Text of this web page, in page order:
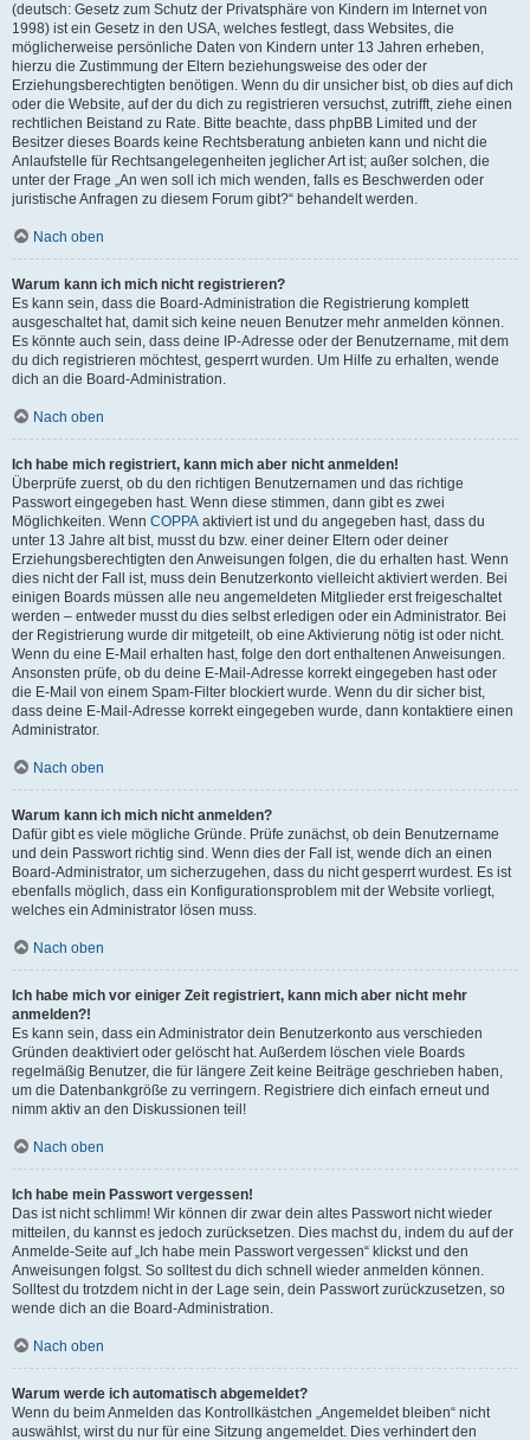
(deutsch: Gesetz zum Schutz der Privatsphäre von Kindern im Internet von
1998) ist ein Gesetz in den USA, welches festlegt, dass Websites, die
möglicherweise persönliche Daten von Kindern unter 13 Jahren erheben,
hierzu die Zustimmung der Eltern beziehungsweise des oder der
Erziehungsberechtigten benötigen. Wenn du dir unsicher bist, ob dies auf dich
oder die Website, auf der du dich zu registrieren versuchst, zutrifft, ziehe einen
rechtlichen Beistand zu Rate. Bitte beachte, dass phpBB Limited und der
Besitzer dieses Boards keine Rechtsberatung anbieten kann und nicht die
Anlaufstelle für Rechtsangelegenheiten jeglicher Art ist; außer solchen, die
unter der Frage „An wen soll ich mich wenden, falls es Beschwerden oder
juristische Anfragen zu diesem Forum gibt?“ behandelt werden.
Nach oben
Warum kann ich mich nicht registrieren?
Es kann sein, dass die Board-Administration die Registrierung komplett
ausgeschaltet hat, damit sich keine neuen Benutzer mehr anmelden können.
Es könnte auch sein, dass deine IP-Adresse oder der Benutzername, mit dem
du dich registrieren möchtest, gesperrt wurden. Um Hilfe zu erhalten, wende
dich an die Board-Administration.
Nach oben
Ich habe mich registriert, kann mich aber nicht anmelden!
Überprüfe zuerst, ob du den richtigen Benutzernamen und das richtige
Passwort eingegeben hast. Wenn diese stimmen, dann gibt es zwei
Möglichkeiten. Wenn COPPA aktiviert ist und du angegeben hast, dass du
unter 13 Jahre alt bist, musst du bzw. einer deiner Eltern oder deiner
Erziehungsberechtigten den Anweisungen folgen, die du erhalten hast. Wenn
dies nicht der Fall ist, muss dein Benutzerkonto vielleicht aktiviert werden. Bei
einigen Boards müssen alle neu angemeldeten Mitglieder erst freigeschaltet
werden – entweder musst du dies selbst erledigen oder ein Administrator. Bei
der Registrierung wurde dir mitgeteilt, ob eine Aktivierung nötig ist oder nicht.
Wenn du eine E-Mail erhalten hast, folge den dort enthaltenen Anweisungen.
Ansonsten prüfe, ob du deine E-Mail-Adresse korrekt eingegeben hast oder
die E-Mail von einem Spam-Filter blockiert wurde. Wenn du dir sicher bist,
dass deine E-Mail-Adresse korrekt eingegeben wurde, dann kontaktiere einen
Administrator.
Nach oben
Warum kann ich mich nicht anmelden?
Dafür gibt es viele mögliche Gründe. Prüfe zunächst, ob dein Benutzername
und dein Passwort richtig sind. Wenn dies der Fall ist, wende dich an einen
Board-Administrator, um sicherzugehen, dass du nicht gesperrt wurdest. Es ist
ebenfalls möglich, dass ein Konfigurationsproblem mit der Website vorliegt,
welches ein Administrator lösen muss.
Nach oben
Ich habe mich vor einiger Zeit registriert, kann mich aber nicht mehr
anmelden?!
Es kann sein, dass ein Administrator dein Benutzerkonto aus verschieden
Gründen deaktiviert oder gelöscht hat. Außerdem löschen viele Boards
regelmäßig Benutzer, die für längere Zeit keine Beiträge geschrieben haben,
um die Datenbankgröße zu verringern. Registriere dich einfach erneut und
nimm aktiv an den Diskussionen teil!
Nach oben
Ich habe mein Passwort vergessen!
Das ist nicht schlimm! Wir können dir zwar dein altes Passwort nicht wieder
mitteilen, du kannst es jedoch zurücksetzen. Dies machst du, indem du auf der
Anmelde-Seite auf „Ich habe mein Passwort vergessen“ klickst und den
Anweisungen folgst. So solltest du dich schnell wieder anmelden können.
Solltest du trotzdem nicht in der Lage sein, dein Passwort zurückzusetzen, so
wende dich an die Board-Administration.
Nach oben
Warum werde ich automatisch abgemeldet?
Wenn du beim Anmelden das Kontrollkästchen „Angemeldet bleiben“ nicht
auswählst, wirst du nur für eine Sitzung angemeldet. Dies verhindert den